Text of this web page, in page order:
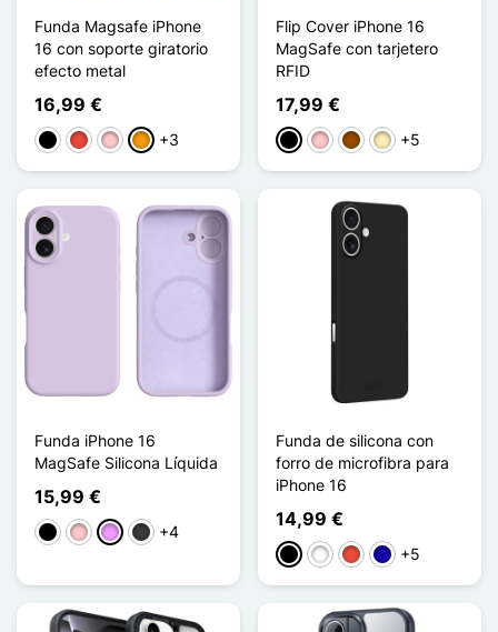
Funda Magsafe iPhone
16 con soporte giratorio
efecto metal
16,99 €
NegroRojoRosaNaranja
+3
Flip Cover iPhone 16
MagSafe con tarjetero
RFID
17,99 €
NegroRosaMarrón
Oro +5
Funda iPhone 16
MagSafe Silicona Líquida
15,99 €
NegroRosaMorado claro
Gris oscuro
+4
Funda de silicona con
forro de microfibra para
iPhone 16
14,99 €
NegroBlancoRojoAzul oscuro
+5